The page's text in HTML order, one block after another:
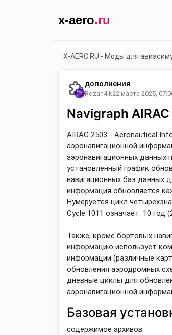
x-aero.ru
X-AERO.RU - Моды для
дополнения
Rozan4ik22 марта 2025,
Navigraph
AIRAC 2503 - Aeronautical
аэронавигационной
аэронавигационных данных
установленный график
навигационных баз данных
информация обновляется
Нумеруется цикл
Cycle 1011 означает: 10 год
Также, кроме бортовых
информацию использует
информации (различные
обновления аэродромных
дневные циклы для
аэронавигационной
Базовая
содержимое архивов